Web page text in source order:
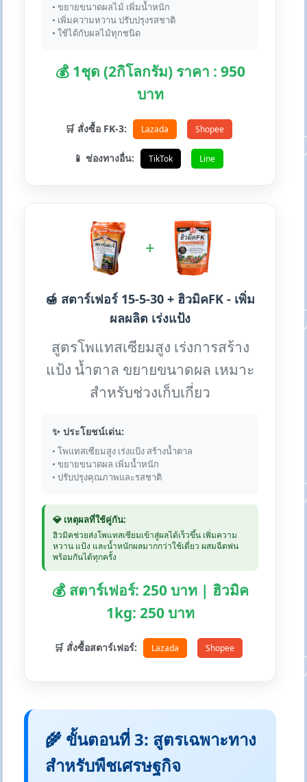
• ขยายขนาดผลไม้ เพิ่มน้ำหนัก
• เพิ่มความหวาน ปรับปรุงรสชาติ
• ใช้ได้กับผลไม้ทุกชนิด
💰 1ชุด (2กิโลกรัม) ราคา : 950
บาท
🛒 สั่งซื้อ FK-3: Lazada Shopee
📱 ช่องทางอื่น: TikTok Line
+
🍯 สตาร์เฟอร์ 15-5-30 + ฮิวมิคFK - เพิ่ม
ผลผลิต เร่งแป้ง
สูตรโพแทสเซียมสูง เร่งการสร้าง
แป้ง น้ำตาล ขยายขนาดผล เหมาะ
สำหรับช่วงเก็บเกี่ยว
✨ ประโยชน์เด่น:
• โพแทสเซียมสูง เร่งแป้ง สร้างน้ำตาล
• ขยายขนาดผล เพิ่มน้ำหนัก
• ปรับปรุงคุณภาพและรสชาติ
💎 เหตุผลที่ใช้คู่กัน:
ฮิวมิคช่วยส่งโพแทสเซียมเข้าสู่ผลได้เร็วขึ้น เพิ่มความ
หวาน แป้ง และน้ำหนักผลมากกว่าใช้เดี่ยว ผสมฉีดพ่น
พร้อมกันได้ทุกครั้ง
💰 สตาร์เฟอร์: 250 บาท | ฮิวมิค
1kg: 250 บาท
🛒 สั่งซื้อสตาร์เฟอร์: Lazada Shopee
🌾 ขั้นตอนที่ 3: สูตรเฉพาะทาง
สำหรับพืชเศรษฐกิจ